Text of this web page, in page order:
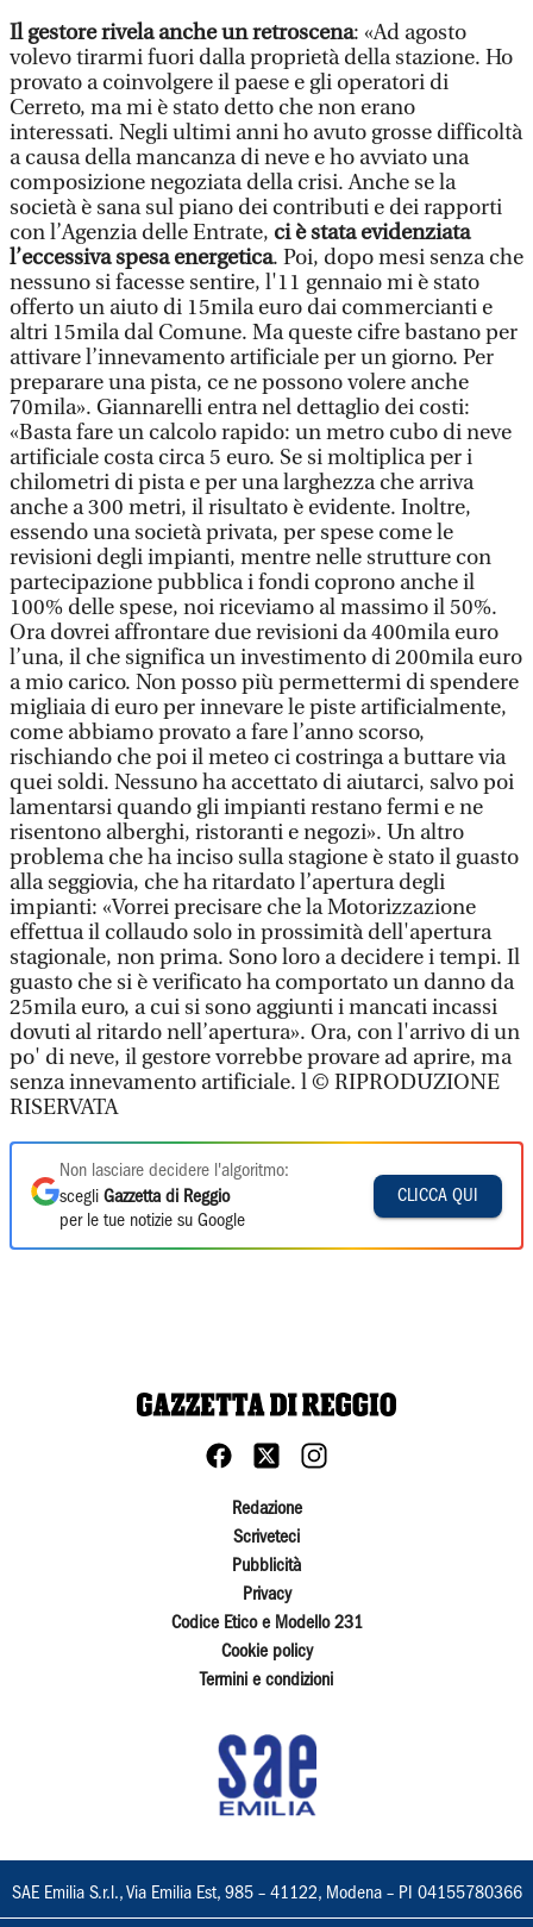
Il gestore rivela anche un retroscena: «Ad agosto
volevo tirarmi fuori dalla proprietà della stazione. Ho
provato a coinvolgere il paese e gli operatori di
Cerreto, ma mi è stato detto che non erano
interessati. Negli ultimi anni ho avuto grosse difficoltà
a causa della mancanza di neve e ho avviato una
composizione negoziata della crisi. Anche se la
società è sana sul piano dei contributi e dei rapporti
con l’Agenzia delle Entrate, ci è stata evidenziata
l’eccessiva spesa energetica. Poi, dopo mesi senza che
nessuno si facesse sentire, l'11 gennaio mi è stato
offerto un aiuto di 15mila euro dai commercianti e
altri 15mila dal Comune. Ma queste cifre bastano per
attivare l’innevamento artificiale per un giorno. Per
preparare una pista, ce ne possono volere anche
70mila». Giannarelli entra nel dettaglio dei costi:
«Basta fare un calcolo rapido: un metro cubo di neve
artificiale costa circa 5 euro. Se si moltiplica per i
chilometri di pista e per una larghezza che arriva
anche a 300 metri, il risultato è evidente. Inoltre,
essendo una società privata, per spese come le
revisioni degli impianti, mentre nelle strutture con
partecipazione pubblica i fondi coprono anche il
100% delle spese, noi riceviamo al massimo il 50%.
Ora dovrei affrontare due revisioni da 400mila euro
l’una, il che significa un investimento di 200mila euro
a mio carico. Non posso più permettermi di spendere
migliaia di euro per innevare le piste artificialmente,
come abbiamo provato a fare l’anno scorso,
rischiando che poi il meteo ci costringa a buttare via
quei soldi. Nessuno ha accettato di aiutarci, salvo poi
lamentarsi quando gli impianti restano fermi e ne
risentono alberghi, ristoranti e negozi». Un altro
problema che ha inciso sulla stagione è stato il guasto
alla seggiovia, che ha ritardato l’apertura degli
impianti: «Vorrei precisare che la Motorizzazione
effettua il collaudo solo in prossimità dell'apertura
stagionale, non prima. Sono loro a decidere i tempi. Il
guasto che si è verificato ha comportato un danno da
25mila euro, a cui si sono aggiunti i mancati incassi
dovuti al ritardo nell’apertura». Ora, con l'arrivo di un
po' di neve, il gestore vorrebbe provare ad aprire, ma
senza innevamento artificiale. l © RIPRODUZIONE
RISERVATA
Non lasciare decidere l'algoritmo:
scegli Gazzetta di Reggio
per le tue notizie su Google
CLICCA QUI
Redazione
Scriveteci
Pubblicità
Privacy
Codice Etico e Modello 231
Cookie policy
Termini e condizioni
SAE Emilia S.r.l., Via Emilia Est, 985 – 41122, Modena – PI 04155780366